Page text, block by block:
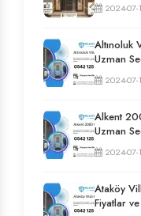
2024-07-
Altınoluk
Uzman
2024-07-
Alkent
Uzman
2024-07-
Ataköy
Fiyatlar